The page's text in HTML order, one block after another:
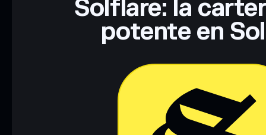
Solflare: la
potente en